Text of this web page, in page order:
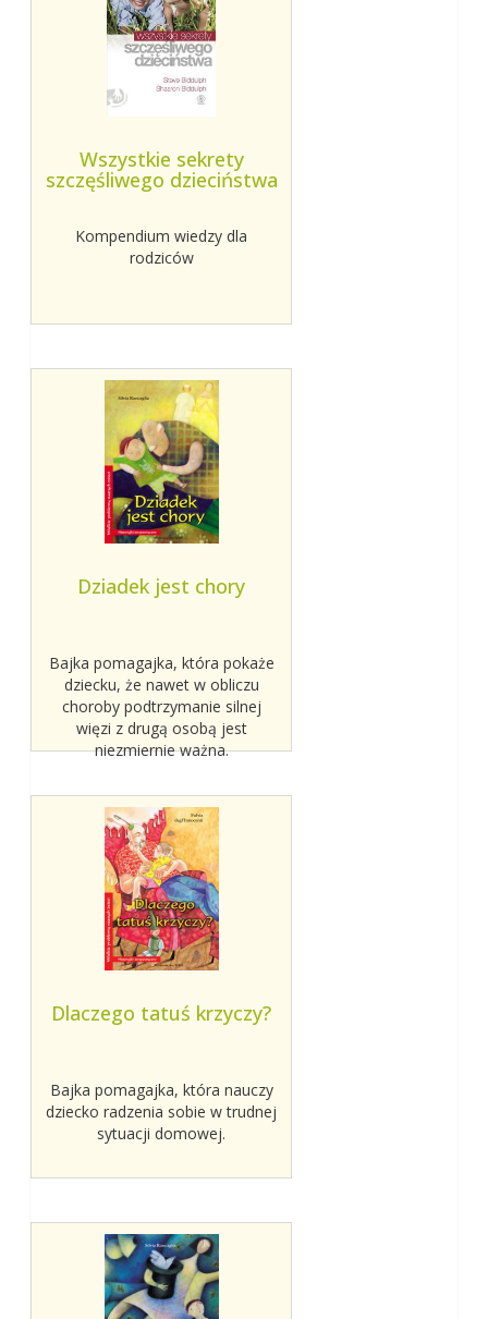
Wszystkie sekrety
szczęśliwego dzieciństwa
Kompendium wiedzy dla
rodziców
Dziadek jest chory
Bajka pomagajka, która pokaże
dziecku, że nawet w obliczu
choroby podtrzymanie silnej
więzi z drugą osobą jest
niezmiernie ważna.
Dlaczego tatuś krzyczy?
Bajka pomagajka, która nauczy
dziecko radzenia sobie w trudnej
sytuacji domowej.